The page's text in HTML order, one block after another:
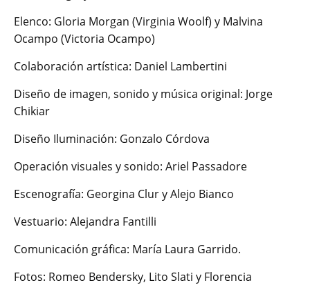
Elenco: Gloria Morgan (Virginia Woolf) y Malvina
Ocampo (Victoria Ocampo)
Colaboración artística: Daniel Lambertini
Diseño de imagen, sonido y música original: Jorge
Chikiar
Diseño Iluminación: Gonzalo Córdova
Operación visuales y sonido: Ariel Passadore
Escenografía: Georgina Clur y Alejo Bianco
Vestuario: Alejandra Fantilli
Comunicación gráfica: María Laura Garrido.
Fotos: Romeo Bendersky, Lito Slati y Florencia